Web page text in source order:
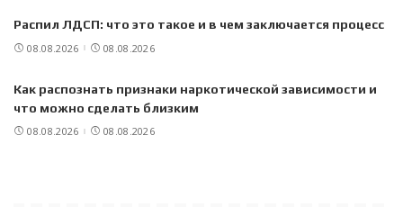
Распил ЛДСП: что это такое и в чем заключается процесс
08.08.2026 08.08.2026
Как распознать признаки наркотической зависимости и
что можно сделать близким
08.08.2026 08.08.2026